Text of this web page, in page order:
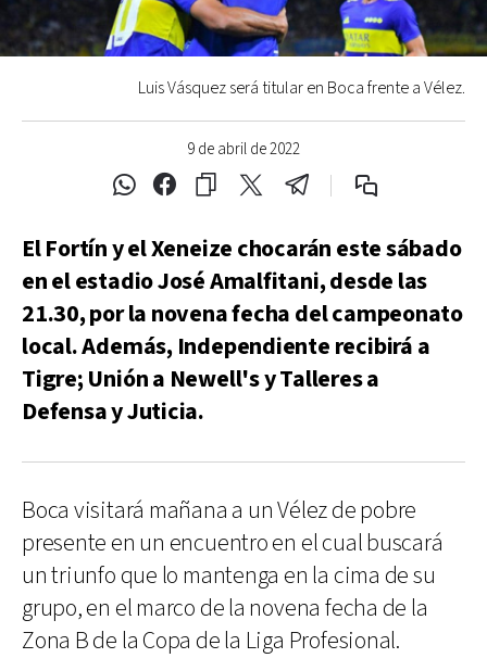
9 de abril de 2022
Luis Vásquez será titular en Boca frente a Vélez.
El Fortín y el Xeneize chocarán este sábado
en el estadio José Amalfitani, desde las
21.30, por la novena fecha del campeonato
local. Además, Independiente recibirá a
Tigre; Unión a Newell's y Talleres a
Defensa y Juticia.
Boca visitará mañana a un Vélez de pobre
presente en un encuentro en el cual buscará
un triunfo que lo mantenga en la cima de su
grupo, en el marco de la novena fecha de la
Zona B de la Copa de la Liga Profesional.